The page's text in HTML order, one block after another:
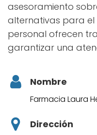
asesoramiento
alternativas para el
personal ofrecen
garantizar una
Nombre
Farmacia Laura
Dirección